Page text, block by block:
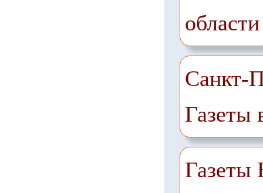
области
Санкт-
Газеты
Газеты